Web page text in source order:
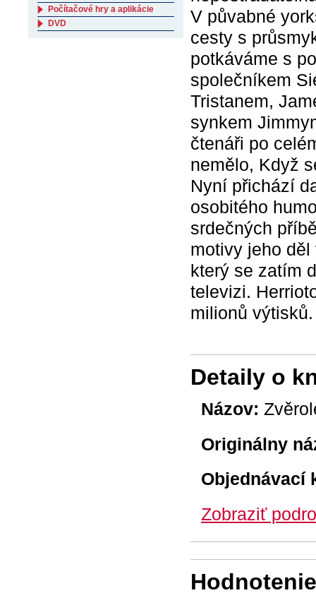
V půvabné
cesty s
potkáváme s
společníkem
Tristanem,
synkem
čtenáři po
nemělo, Když
Nyní přichází
osobitého
srdečných
motivy jeho
který se zatím
televizi.
milionů výtisků.
Detaily o
Názov:
Originálny
Objednávací
Zobraziť
Počítačové hry a aplikácie
DVD